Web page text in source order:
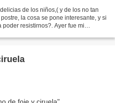
de los niños,( y de los no tan
la cosa se pone interesante, y si
resistirnos?. Ayer fue mi